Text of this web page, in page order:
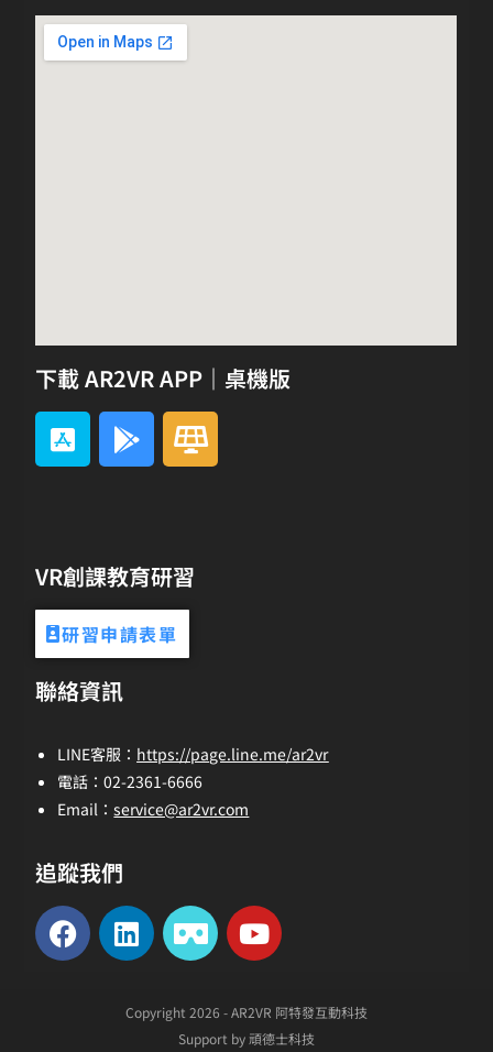
下載 AR2VR APP｜桌機版
VR創課教育研習
研習申請表單
聯絡資訊
LINE客服： https://page.line.me/ar2vr
電話：02-2361-6666
Email：service@ar2vr.com
追蹤我們
Copyright 2026 - AR2VR 阿特發互動科技
Support by 頑德士科技